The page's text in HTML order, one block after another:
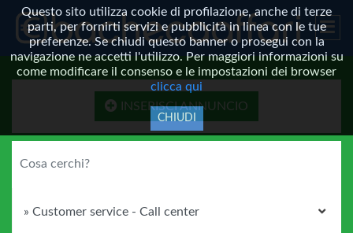
Questo sito utilizza cookie di profilazione, anche di terze
parti, per fornirti servizi e pubblicità in linea con le tue
preferenze. Se chiudi questo banner o prosegui con la
navigazione ne accetti l'utilizzo. Per maggiori informazioni su
come modificare il consenso e le impostazioni dei browser
clicca qui
CHIUDI
INSERISCI ANNUNCIO